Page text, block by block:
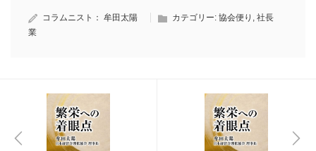
コラムニスト： 牟田太陽 カテゴリー: 協会便り , 社長
業